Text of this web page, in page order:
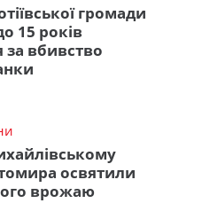
громади
15 років
за вбивство
освятили
врожаю